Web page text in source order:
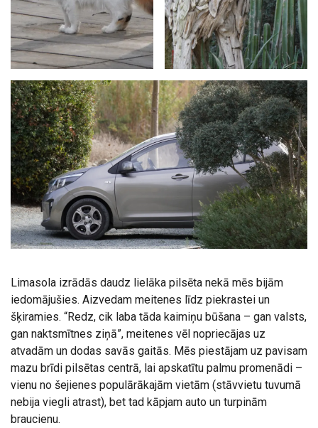
Limasola izrādās daudz lielāka pilsēta nekā mēs bijām
iedomājušies. Aizvedam meitenes līdz piekrastei un
šķiramies. “Redz, cik laba tāda kaimiņu būšana – gan valsts,
gan naktsmītnes ziņā”, meitenes vēl nopriecājas uz
atvadām un dodas savās gaitās. Mēs piestājam uz pavisam
mazu brīdi pilsētas centrā, lai apskatītu palmu promenādi –
vienu no šejienes populārākajām vietām (stāvvietu tuvumā
nebija viegli atrast), bet tad kāpjam auto un turpinām
braucienu.